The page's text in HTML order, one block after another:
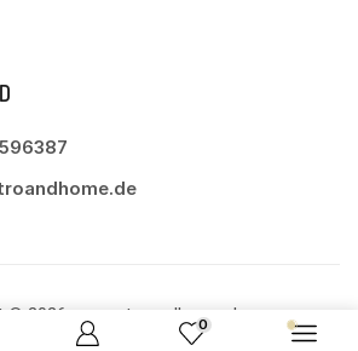
© 2026 msgastroandhome.de
0